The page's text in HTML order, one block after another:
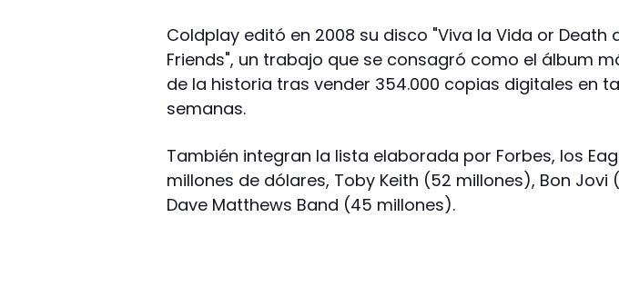
Coldplay editó en 2008 su disco "Viva la Vida or Death
Friends", un trabajo que se consagró como el álbum
de la historia tras vender 354.000 copias digitales en
semanas.
También integran la lista elaborada por Forbes, los
millones de dólares, Toby Keith (52 millones), Bon Jovi
Dave Matthews Band (45 millones).